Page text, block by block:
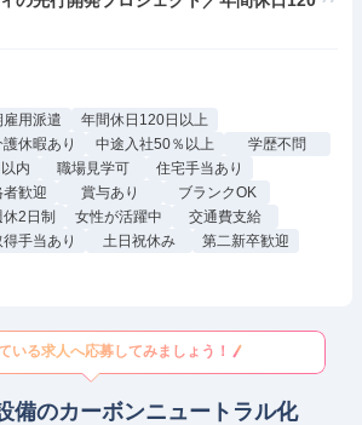
雇用派遣
年間休日120日以上
護休暇あり 中途入社50％以上
学歴不問
内
職場見学可
住宅手当あり
歓迎 賞与あり
ブランクOK
2日制 女性が活躍中
交通費支給
手当あり 土日祝休み
第二新卒歓迎
いる求人へ応募してみましょう！
備のカーボンニュートラル化